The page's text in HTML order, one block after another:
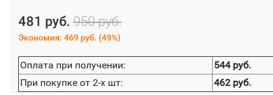
481 руб. 950 руб.
Экономия: 469 руб. (49%)
Оплата при получении:
544 руб.
При покупке от 2-х шт:
462 руб.